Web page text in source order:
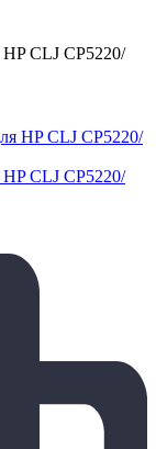
CLJ CP5220/
CLJ CP5220/